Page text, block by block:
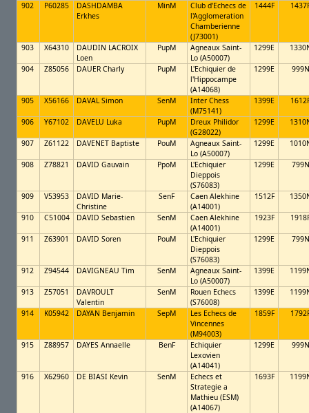
902 P60285
DASHDAMBA
Erkhes
MinM
Club d'Echecs de
l'Agglomeration
Chamberienne
(J73001)
1444F
903 X64310
DAUDIN LACROIX
Loen
PupM
Agneaux Saint-
Lo (A50007)
1299E
904 Z85056 DAUER Charly PupM
L'Echiquier de
l'Hippocampe
(A14068)
1299E 999N
905 X56166 DAVAL Simon SenM
Inter Chess
(M75141)
1399E
906 Y67102 DAVELU Luka PupM
Dreux Philidor
(G28022)
1299E
907 Z61122 DAVENET Baptiste PouM
Agneaux Saint-
Lo (A50007)
1299E
908 Z78821 DAVID Gauvain PpoM
L'Echiquier
Dieppois
(S76083)
1299E 799N
909 V53953
DAVID Marie-
Christine
SenF
Caen Alekhine
(A14001)
1512F
910 C51004 DAVID Sebastien SenM
Caen Alekhine
(A14001)
1923F
911 Z63901 DAVID Soren PouM
L'Echiquier
Dieppois
(S76083)
1299E 799N
912 Z94544 DAVIGNEAU Tim SenM
Agneaux Saint-
Lo (A50007)
1399E
913 Z57051
DAVROULT
Valentin
SenM
Rouen Echecs
(S76008)
1399E
914 K05942 DAYAN Benjamin SepM
Les Echecs de
Vincennes
(M94003)
1859F
915 Z88957 DAYES Annaelle BenF
Echiquier
Lexovien
(A14041)
1299E 999N
916 X62960 DE BIASI Kevin SenM
Echecs et
Strategie a
Mathieu (ESM)
(A14067)
1693F